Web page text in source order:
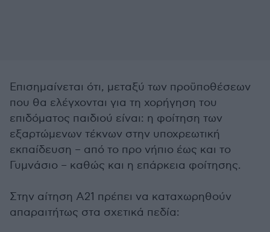
Επισημαίνεται ότι, μεταξύ των προϋποθέσεων
που θα ελέγχονται για τη χορήγηση του
επιδόματος παιδιού είναι: η φοίτηση των
εξαρτώμενων τέκνων στην υποχρεωτική
εκπαίδευση – από το προ νήπιο έως και το
Γυμνάσιο – καθώς και η επάρκεια φοίτησης.
Στην αίτηση Α21 πρέπει να καταχωρηθούν
απαραιτήτως στα σχετικά πεδία: